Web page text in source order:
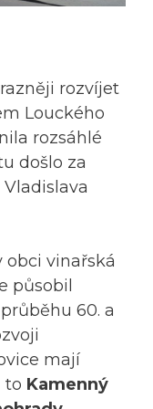
rozvíjet
Louckého
rozsáhlé
došlo za
Vladislava
obci vinařská
působil
60. a
mají
to Kamenný